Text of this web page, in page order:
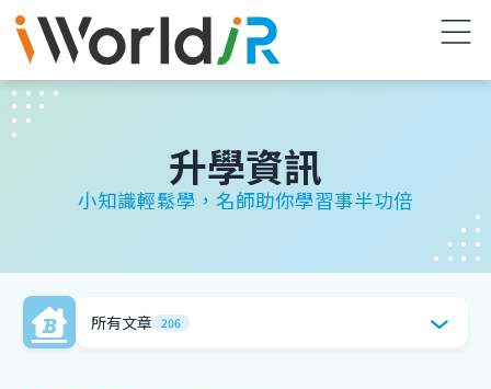
升學資訊
小知識輕鬆學，名師助你學習事半功倍
所有文章 206